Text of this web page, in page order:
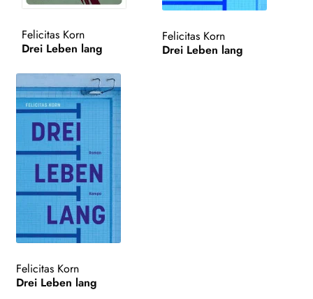
Felicitas Korn
Drei Leben lang
Felicitas Korn
Drei Leben lang
Felicitas Korn
Drei Leben lang